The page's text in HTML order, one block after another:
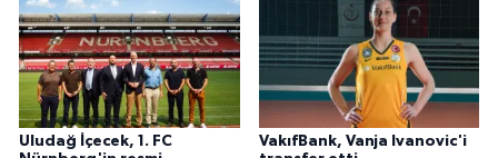
Uludağ İçecek, 1. FC
VakıfBank, Vanja Ivanovic'i